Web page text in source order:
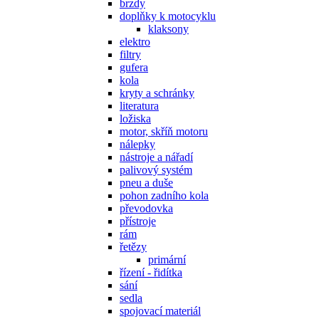
brzdy
doplňky k motocyklu
klaksony
elektro
filtry
gufera
kola
kryty a schránky
literatura
ložiska
motor, skříň motoru
nálepky
nástroje a nářadí
palivový systém
pneu a duše
pohon zadního kola
převodovka
přístroje
rám
řetězy
primární
řízení - řidítka
sání
sedla
spojovací materiál